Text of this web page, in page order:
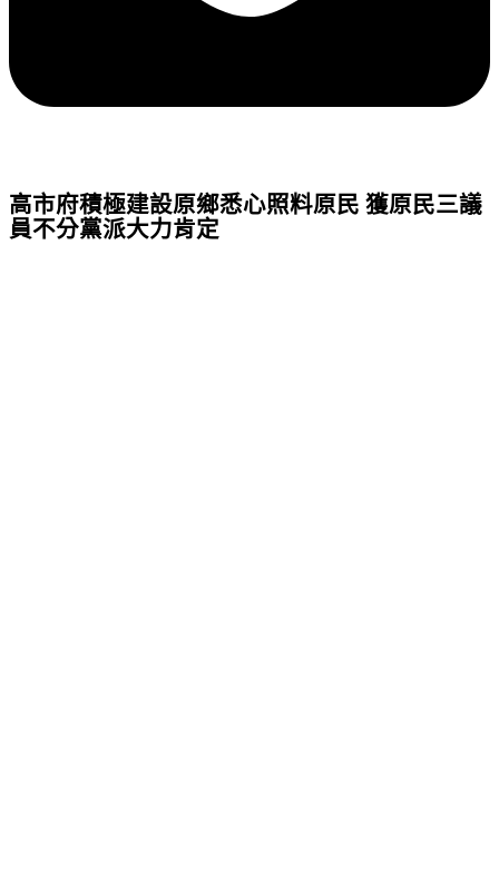
高市府積極建設原鄉悉心照料原民 獲原民三議
員不分黨派大力肯定